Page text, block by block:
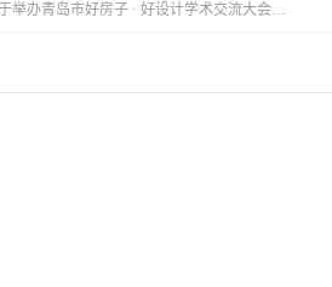
举办青岛市好房子 · 好设计学术交流大会的通知